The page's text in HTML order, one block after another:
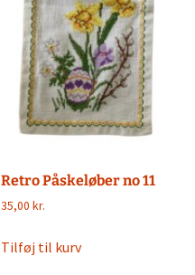
Retro Påskeløber no 11
35,00 kr.
Tilføj til kurv